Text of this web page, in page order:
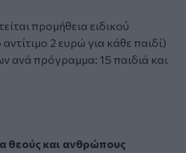
προμήθεια ειδικού
2 ευρώ για κάθε παιδί)
ανά πρόγραμμα: 15 παιδιά και
θεούς και ανθρώπους